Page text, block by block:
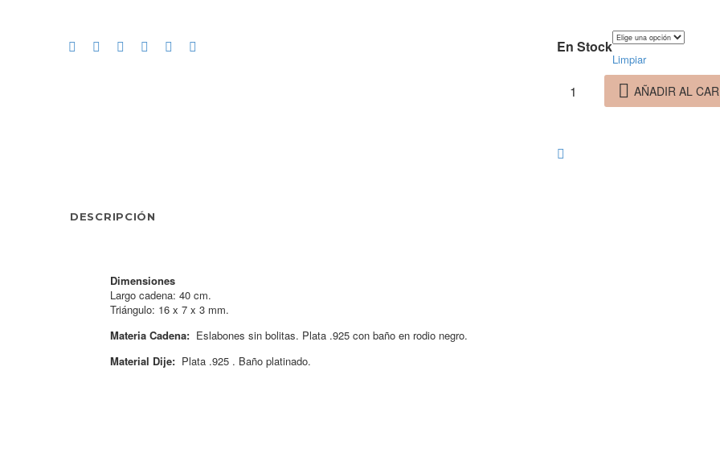
En Stock
Limpiar
Cadena
Triángulo
AÑADIR AL
DESCRIPCIÓN
Dimensiones
Largo cadena: 40 cm.
Triángulo: 16 x 7 x 3 mm.
Materia Cadena: Eslabones sin bolitas. Plata .925 con baño en rodio negro.
Material Dije: Plata .925 . Baño platinado.